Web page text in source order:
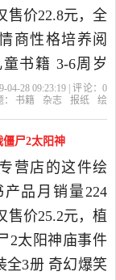
高的绘本,图画
杭州发货。
售价22.8元，全
商性格培养阅
书籍 3-6周岁
推荐的 适合大
故事早教畅销
年卓创图书专
籍,杂志,报纸当
高的绘本,图画
杭州发货。
28 09:23:19 | 评论： 0
书籍 杂志 报纸
绘
尸2太阳神
营店的这件绘
品月销量224
售价25.2元，植
2太阳神庙事件
全3册 奇幻爆笑